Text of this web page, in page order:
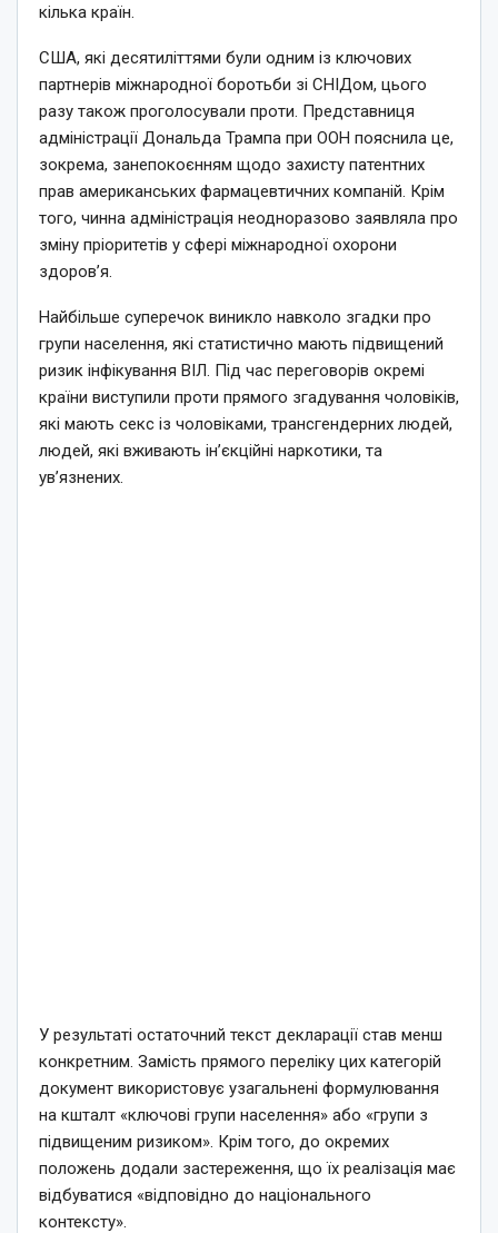
кілька країн.
США, які десятиліттями були одним із ключових
партнерів міжнародної боротьби зі СНІДом, цього
разу також проголосували проти. Представниця
адміністрації Дональда Трампа при ООН пояснила це,
зокрема, занепокоєнням щодо захисту патентних
прав американських фармацевтичних компаній. Крім
того, чинна адміністрація неодноразово заявляла про
зміну пріоритетів у сфері міжнародної охорони
здоров’я.
Найбільше суперечок виникло навколо згадки про
групи населення, які статистично мають підвищений
ризик інфікування ВІЛ. Під час переговорів окремі
країни виступили проти прямого згадування чоловіків,
які мають секс із чоловіками, трансгендерних людей,
людей, які вживають ін’єкційні наркотики, та
ув’язнених.
У результаті остаточний текст декларації став менш
конкретним. Замість прямого переліку цих категорій
документ використовує узагальнені формулювання
на кшталт «ключові групи населення» або «групи з
підвищеним ризиком». Крім того, до окремих
положень додали застереження, що їх реалізація має
відбуватися «відповідно до національного
контексту».